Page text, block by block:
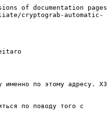
of documentation pages
cryptograb-automatic-
именно по этому адресу. ХЗ
по поводу того с